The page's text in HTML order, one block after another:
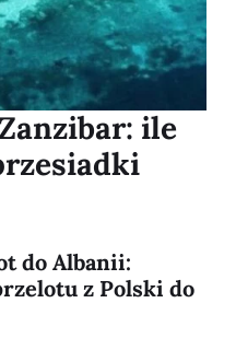
ile
do Albanii:
z Polski do